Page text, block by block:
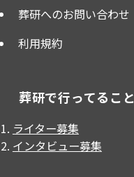
葬研へのお問い合わせ
利用規約
葬研で行ってること
ライター募集
インタビュー募集